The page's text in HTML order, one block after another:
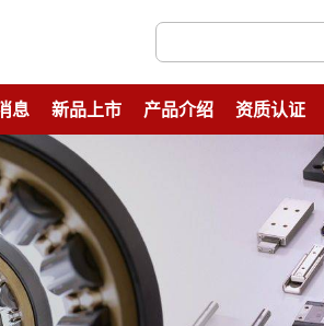
息 新品上市 产品介绍 资质认证